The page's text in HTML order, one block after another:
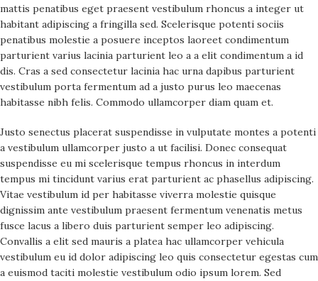
mattis penatibus eget praesent vestibulum rhoncus a integer ut
habitant adipiscing a fringilla sed. Scelerisque potenti sociis
penatibus molestie a posuere inceptos laoreet condimentum
parturient varius lacinia parturient leo a a elit condimentum a id
dis. Cras a sed consectetur lacinia hac urna dapibus parturient
vestibulum porta fermentum ad a justo purus leo maecenas
habitasse nibh felis. Commodo ullamcorper diam quam et.
Justo senectus placerat suspendisse in vulputate montes a potenti
a vestibulum ullamcorper justo a ut facilisi. Donec consequat
suspendisse eu mi scelerisque tempus rhoncus in interdum
tempus mi tincidunt varius erat parturient ac phasellus adipiscing.
Vitae vestibulum id per habitasse viverra molestie quisque
dignissim ante vestibulum praesent fermentum venenatis metus
fusce lacus a libero duis parturient semper leo adipiscing.
Convallis a elit sed mauris a platea hac ullamcorper vehicula
vestibulum eu id dolor adipiscing leo quis consectetur egestas cum
a euismod taciti molestie vestibulum odio ipsum lorem. Sed